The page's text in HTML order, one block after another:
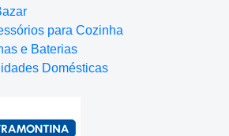
para Cozinha
e Baterias
Domésticas